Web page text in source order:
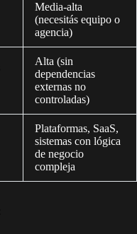
Media-alta
(necesitás equipo o
agencia)
Alta (sin
dependencias
externas no
controladas)
Plataformas, SaaS,
sistemas con lógica
de negocio
compleja